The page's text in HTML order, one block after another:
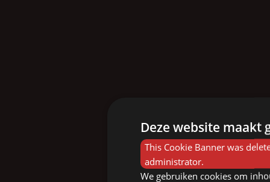
Deze website maakt
This Cookie Banner was
administrator.
We gebruiken cookies om